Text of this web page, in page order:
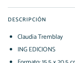
DESCRIPCIÓN
Claudia Tremblay
ING EDICIONS